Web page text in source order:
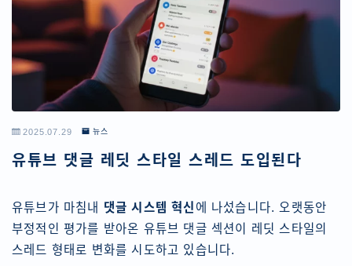
2025.07.29 뉴스
유튜브 댓글 레딧 스타일 스레드 도입된다
유튜브가 마침내 댓글 시스템 혁신 에 나섰습니다. 오랫동안
부정적인 평가를 받아온 유튜브 댓글 섹션이 레딧 스타일의
스레드 형태로 변화를 시도하고 있습니다.